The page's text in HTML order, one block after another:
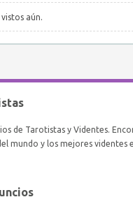
aún.
de Tarotistas y Videntes.
mundo y los mejores videntes